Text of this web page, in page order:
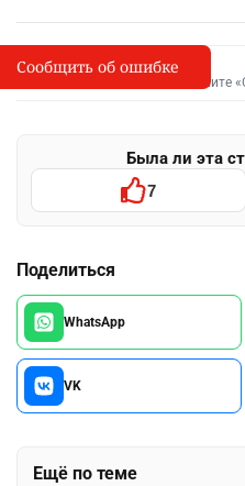
I
Сообщить об опечатке
Выделите фрагмент и нажмите
Была ли эта
7
Поделиться
WhatsApp
VK
Ещё по теме
Сообщить об ошибке